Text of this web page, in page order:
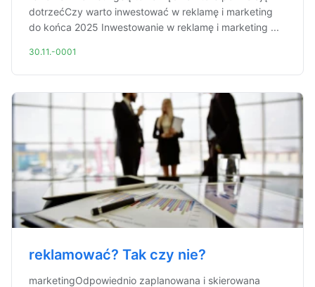
dotrzećCzy warto inwestować w reklamę i marketing
do końca 2025 Inwestowanie w reklamę i marketing ...
30.11.-0001
reklamować? Tak czy nie?
marketingOdpowiednio zaplanowana i skierowana